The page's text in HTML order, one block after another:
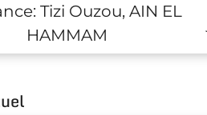
Tizi Ouzou, AIN EL
HAMMAM